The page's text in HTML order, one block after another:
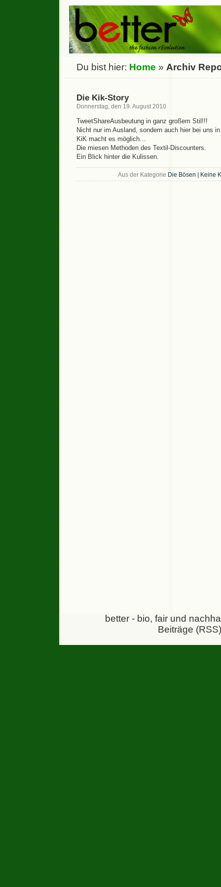
Du bist hier: Home » Archiv
Die Kik-Story
Donnerstag, den 19. August 2010
TweetShareAusbeutung in ganz großem Stil!!!
Nicht nur im Ausland, sondern auch hier bei uns
KiK macht es möglich…
Die miesen Methoden des Textil-Discounters.
Ein Blick hinter die Kulissen.
Aus der Kategorie Die Bösen Keine
better - bio, fair und
Beiträge (RSS)